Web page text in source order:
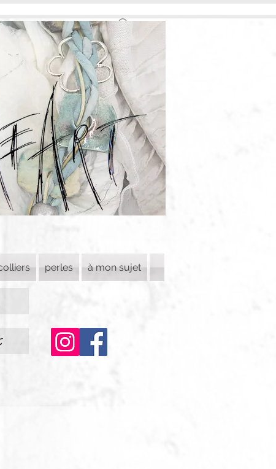
perles à mon sujet